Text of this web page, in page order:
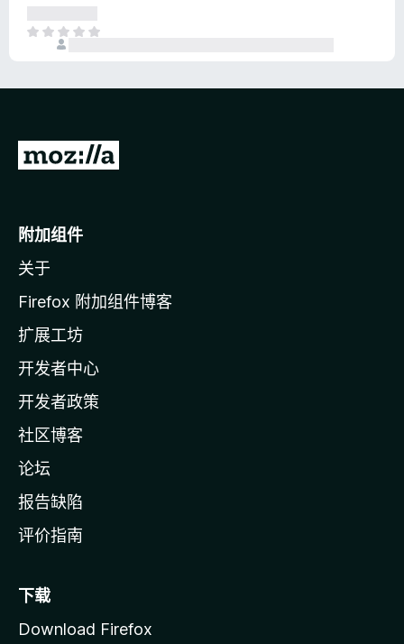
目
无
转
o
i
l
a
主
页
附加组件
关于
Firefox 附加组件博客
扩展工坊
开发者中心
开发者政策
社区博客
论坛
报告缺陷
评价指南
下载
Download Firefox